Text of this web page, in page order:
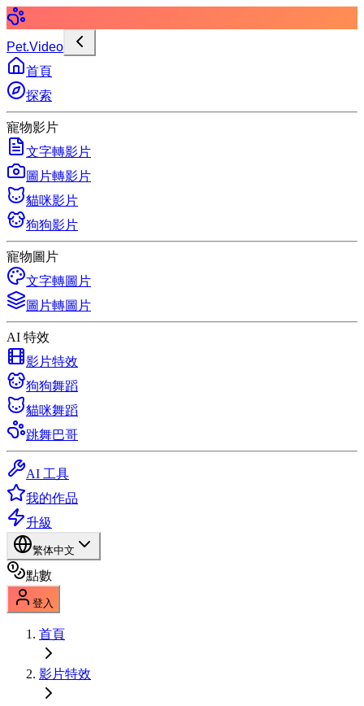
Pet.Video
首頁
探索
寵物影片
文字轉影片
圖片轉影片
貓咪影片
狗狗影片
寵物圖片
文字轉圖片
圖片轉圖片
AI 特效
影片特效
狗狗舞蹈
貓咪舞蹈
跳舞巴哥
AI 工具
我的作品
升級
繁体中文
點數
登入
首頁
影片特效